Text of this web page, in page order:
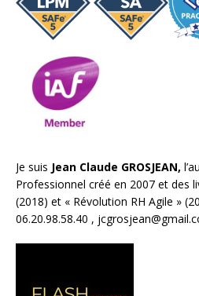
Je suis Jean Claude GROSJEAN,
Professionnel créé en 2007 et des
(2018) et « Révolution RH Agile »
06.20.98.58.40 ,